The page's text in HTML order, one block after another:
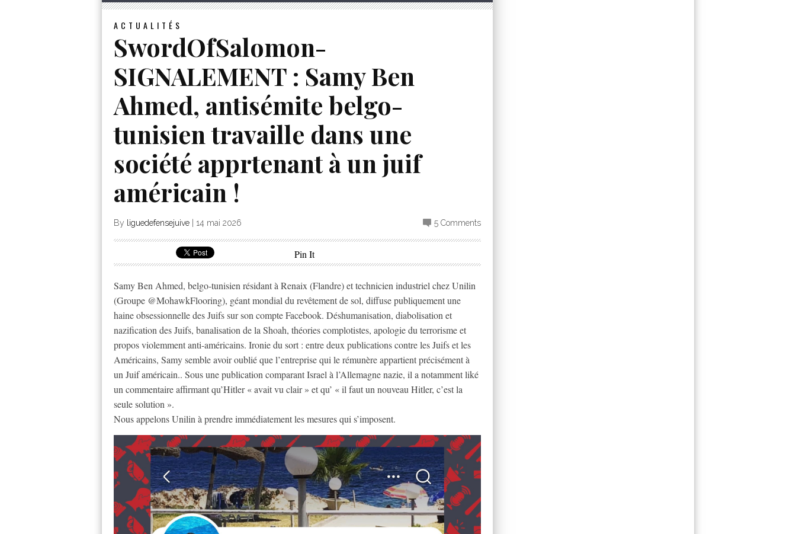
ACTUALITÉS
SwordOfSalomon-
SIGNALEMENT : Samy Ben
Ahmed, antisémite belgo-
tunisien travaille dans une
société apprtenant à un juif
américain !
By liguedefensejuive 14 mai 2026 5 Comments
Pin It
Samy Ben Ahmed, belgo-tunisien résidant à Renaix (Flandre) et technicien industriel chez Unilin
(Groupe @MohawkFlooring), géant mondial du revêtement de sol, diffuse publiquement une
haine obsessionnelle des Juifs sur son compte Facebook. Déshumanisation, diabolisation et
nazification des Juifs, banalisation de la Shoah, théories complotistes, apologie du terrorisme et
propos violemment anti-américains. Ironie du sort : entre deux publications contre les Juifs et les
Américains, Samy semble avoir oublié que l’entreprise qui le rémunère appartient précisément à
un Juif américain.. Sous une publication comparant Israel à l’Allemagne nazie, il a notamment liké
un commentaire affirmant qu’Hitler « avait vu clair » et qu’ « il faut un nouveau Hitler, c’est la
seule solution ».
Nous appelons Unilin à prendre immédiatement les mesures qui s’imposent.